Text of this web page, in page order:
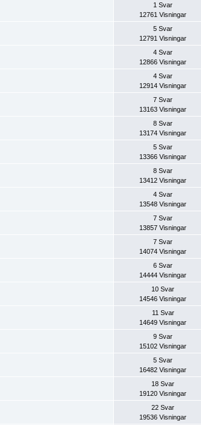
1 Svar
12761 Visningar
5 Svar
12791 Visningar
4 Svar
12866 Visningar
4 Svar
12914 Visningar
7 Svar
13163 Visningar
8 Svar
13174 Visningar
5 Svar
13366 Visningar
8 Svar
13412 Visningar
4 Svar
13548 Visningar
7 Svar
13857 Visningar
7 Svar
14074 Visningar
6 Svar
14444 Visningar
10 Svar
14546 Visningar
11 Svar
14649 Visningar
9 Svar
15102 Visningar
5 Svar
16482 Visningar
18 Svar
19120 Visningar
22 Svar
19536 Visningar